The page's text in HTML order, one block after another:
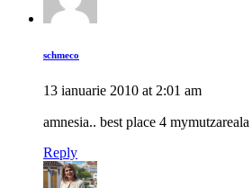
schmeco
13 ianuarie 2010 at 2:01 am
amnesia.. best place 4
Reply